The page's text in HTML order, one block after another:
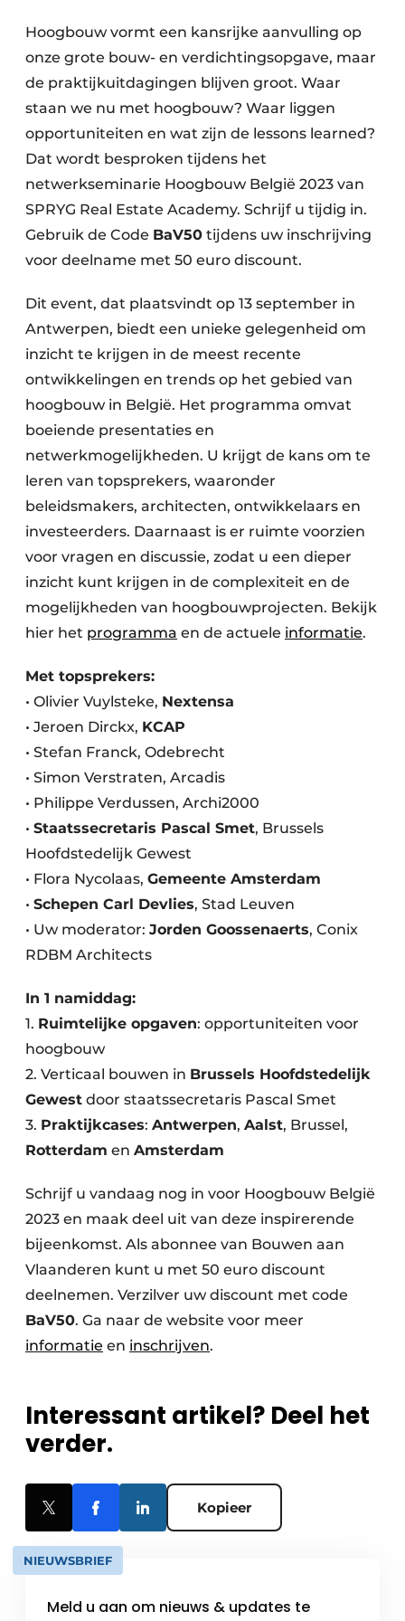
Vacatures
Video’s
Aanmelden
Bedrijven
Contact
Akoestiek
Beton & Staalbouw
Brandveiligheid
BIM
Evenementen
HVAC
Interieurarchitectuur
Keukens
Renovatie
Software
Toegangscontrole
Veiligheid & Opleiding
Zonwering
Hoogbouw vormt een kansrijke aanvulling op
onze grote bouw- en verdichtingsopgave, maar
de praktijkuitdagingen blijven groot. Waar
staan we nu met hoogbouw? Waar liggen
opportuniteiten en wat zijn de lessons learned?
Dat wordt besproken tijdens het
netwerkseminarie Hoogbouw België 2023 van
SPRYG Real Estate Academy. Schrijf u tijdig in.
Gebruik de Code BaV50 tijdens uw inschrijving
voor deelname met 50 euro discount.
Dit event, dat plaatsvindt op 13 september in
Antwerpen, biedt een unieke gelegenheid om
inzicht te krijgen in de meest recente
ontwikkelingen en trends op het gebied van
hoogbouw in België. Het programma omvat
boeiende presentaties en
netwerkmogelijkheden. U krijgt de kans om te
leren van topsprekers, waaronder
beleidsmakers, architecten, ontwikkelaars en
investeerders. Daarnaast is er ruimte voorzien
voor vragen en discussie, zodat u een dieper
inzicht kunt krijgen in de complexiteit en de
mogelijkheden van hoogbouwprojecten. Bekijk
hier het programma en de actuele informatie.
Met topsprekers:
• Olivier Vuylsteke, Nextensa
• Jeroen Dirckx, KCAP
• Stefan Franck, Odebrecht
• Simon Verstraten, Arcadis
• Philippe Verdussen, Archi2000
• Staatssecretaris Pascal Smet, Brussels
Hoofdstedelijk Gewest
• Flora Nycolaas, Gemeente Amsterdam
• Schepen Carl Devlies, Stad Leuven
• Uw moderator: Jorden Goossenaerts, Conix
RDBM Architects
In 1 namiddag:
1. Ruimtelijke opgaven: opportuniteiten voor
hoogbouw
2. Verticaal bouwen in Brussels Hoofdstedelijk
Gewest door staatssecretaris Pascal Smet
3. Praktijkcases: Antwerpen, Aalst, Brussel,
Rotterdam en Amsterdam
Schrijf u vandaag nog in voor Hoogbouw België
2023 en maak deel uit van deze inspirerende
bijeenkomst. Als abonnee van Bouwen aan
Vlaanderen kunt u met 50 euro discount
deelnemen. Verzilver uw discount met code
BaV50. Ga naar de website voor meer
informatie en inschrijven.
Interessant artikel? Deel het
verder.
Kopieer
NIEUWSBRIEF
Meld u aan om nieuws & updates te